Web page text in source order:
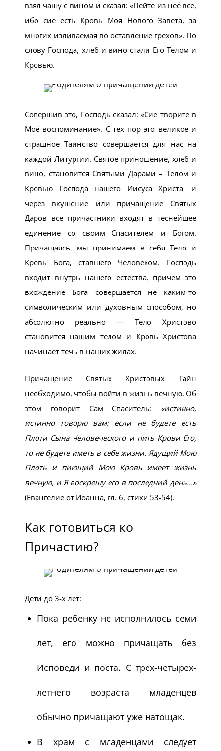
взял чашу с вином и сказал: «Пейте из неё все,
ибо сие есть Кровь Моя Нового Завета, за
многих изливаемая во оставление грехов». По
слову Господа, хлеб и вино стали Его Телом и
Кровью.
Совершив это, Господь сказал: «Сие творите в
Моё воспоминание». С тех пор это великое и
страшное Таинство совершается для нас на
каждой Литургии. Святое приношение, хлеб и
вино, становится Святыми Дарами – Телом и
Кровью Господа нашего Иисуса Христа, и
через вкушение или причащение Святых
Даров все причастники входят в теснейшее
единение со своим Спасителем и Богом.
Причащаясь, мы принимаем в себя Тело и
Кровь Бога, ставшего Человеком. Господь
входит внутрь нашего естества, причем это
вхождение Бога совершается не каким-то
символическим или духовным способом, но
абсолютно реально — Тело Христово
становится нашим телом и Кровь Христова
начинает течь в наших жилах.
Причащение Святых Христовых Тайн
необходимо, чтобы войти в жизнь вечную. Об
этом говорит Сам Спаситель: «истинно,
истинно говорю вам: если не будете есть
Плоти Сына Человеческого и пить Крови Его,
то не будете иметь в себе жизни. Ядущий Мою
Плоть и пиющий Мою Кровь имеет жизнь
вечную, и Я воскрешу его в последний день...»
(Евангелие от Иоанна, гл. 6, стихи 53-54).
Как готовиться ко
Причастию?
Дети до 3-х лет:
Пока ребенку не исполнилось семи
лет, его можно причащать без
Исповеди и поста. С трех-четырех-
летнего возраста младенцев
обычно причащают уже натощак.
В храм с младенцами следует